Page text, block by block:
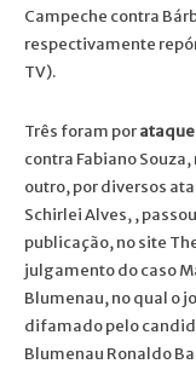
Campeche contra
respectivamente
TV).
Três foram por
contra Fabiano
outro, por diversos
Schirlei Alves, ,
publicação, no site
julgamento do caso
Blumenau, no qual o
difamado pelo
Blumenau Ronaldo